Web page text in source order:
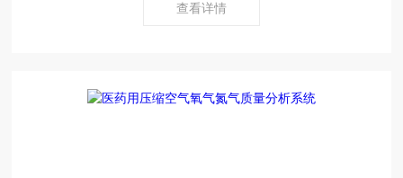
查看详情